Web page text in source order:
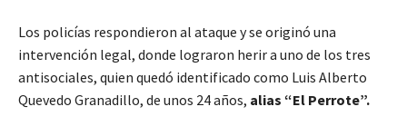
Los policías respondieron al ataque y se originó una
intervención legal, donde lograron herir a uno de los tres
antisociales, quien quedó identificado como Luis Alberto
Quevedo Granadillo, de unos 24 años, alias “El Perrote”.